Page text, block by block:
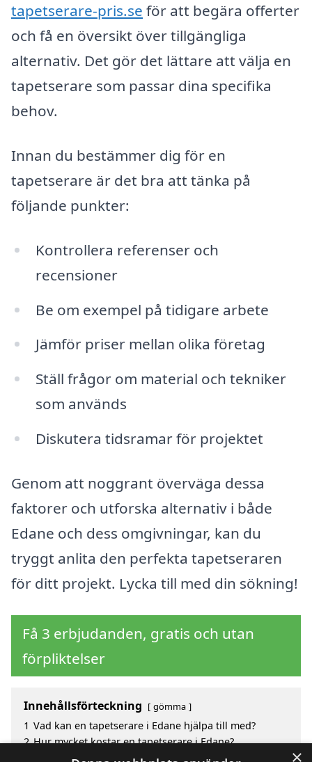
tapetserare-pris.se för att begära offerter
och få en översikt över tillgängliga
alternativ. Det gör det lättare att välja en
tapetserare som passar dina specifika
behov.
Innan du bestämmer dig för en
tapetserare är det bra att tänka på
följande punkter:
Kontrollera referenser och
recensioner
Be om exempel på tidigare arbete
Jämför priser mellan olika företag
Ställ frågor om material och tekniker
som används
Diskutera tidsramar för projektet
Genom att noggrant överväga dessa
faktorer och utforska alternativ i både
Edane och dess omgivningar, kan du
tryggt anlita den perfekta tapetseraren
för ditt projekt. Lycka till med din sökning!
Få 3 erbjudanden, gratis och utan
förpliktelser
Innehållsförteckning gömma
1 Vad kan en tapetserare i Edane hjälpa till med?
2 Hur mycket kostar en tapetserare i Edane?
Fördelar med att välja tapetserare i Edane ×